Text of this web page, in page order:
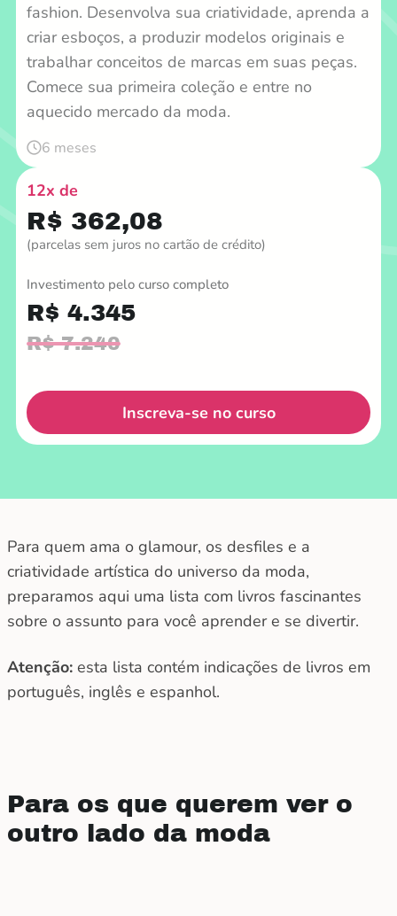
fashion. Desenvolva sua criatividade, aprenda a
criar esboços, a produzir modelos originais e
trabalhar conceitos de marcas em suas peças.
Comece sua primeira coleção e entre no
aquecido mercado da moda.
6 meses
12x de
R$ 362,08
(parcelas sem juros no cartão de crédito)
Investimento pelo curso completo
R$ 4.345
R$ 7.240
Inscreva-se no curso
Para quem ama o glamour, os desfiles e a
criatividade artística do universo da moda,
preparamos aqui uma lista com livros fascinantes
sobre o assunto para você aprender e se divertir.
Atenção: esta lista contém indicações de livros em
português, inglês e espanhol.
Para os que querem ver o
outro lado da moda